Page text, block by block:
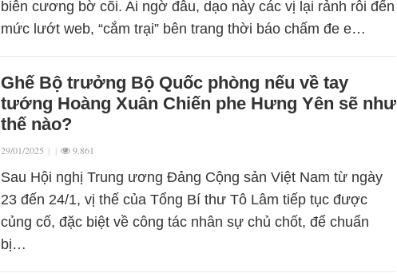
biên cương bờ cõi. Ai ngờ đâu, dạo này các vị lại rảnh rỗi đến
mức lướt web, “cắm trại” bên trang thời báo chấm đe e…
Ghế Bộ trưởng Bộ Quốc phòng nếu về tay
tướng Hoàng Xuân Chiến phe Hưng Yên sẽ như
thế nào?
29/01/2025 | | 9.861
Sau Hội nghị Trung ương Đảng Cộng sản Việt Nam từ ngày
23 đến 24/1, vị thế của Tổng Bí thư Tô Lâm tiếp tục được
củng cố, đặc biệt về công tác nhân sự chủ chốt, để chuẩn
bị…